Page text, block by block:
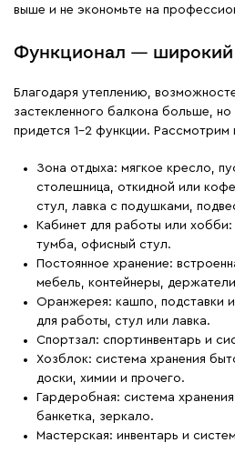
выше и не экономьте на
Функционал — широкий
Благодаря утеплению,
застекленного балкона больше,
придется 1–2 функции. Рассмотрим
Зона отдыха: мягкое кресло,
столешница, откидной или
стул, лавка с подушками,
Кабинет для работы или
тумба, офисный стул.
Постоянное хранение:
мебель, контейнеры,
Оранжерея: кашпо, подставки и
для работы, стул или лавка.
Спортзал: спортинвентарь и
Хозблок: система хранения
доски, химии и прочего.
Гардеробная: система
банкетка, зеркало.
Мастерская: инвентарь и